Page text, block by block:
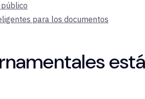
para los documentos